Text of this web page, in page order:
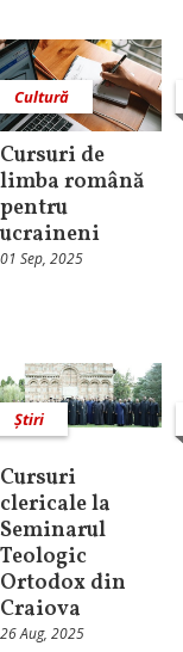
Cultură
Cursuri de
limba română
pentru
ucraineni
01 Sep, 2025
Știri
Cursuri
clericale la
Seminarul
Teologic
Ortodox din
Craiova
26 Aug, 2025